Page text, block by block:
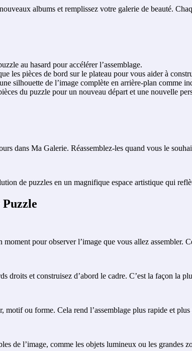
albums et remplissez votre galerie de beauté.
au hasard pour accélérer l’assemblage.
les pièces de bord sur le plateau pour vous aider à
silhouette de l’image complète en arrière-plan comme
du puzzle pour un nouveau départ et une nouvelle
dans Ma Galerie. Réassemblez-les quand vous le
de puzzles en un magnifique espace artistique qui
pour observer l’image que vous allez assembler.
droits et construisez d’abord le cadre. C’est la façon la
motif ou forme. Cela rend l’assemblage plus rapide et plus
de l’image, comme les objets lumineux ou les grandes